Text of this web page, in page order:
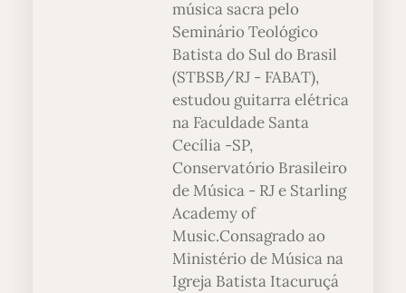
música sacra pelo
Seminário Teológico
Batista do Sul do Brasil
(STBSB/RJ - FABAT),
estudou guitarra elétrica
na Faculdade Santa
Cecília -SP,
Conservatório Brasileiro
de Música - RJ e Starling
Academy of
Music.Consagrado ao
Ministério de Música na
Igreja Batista Itacuruçá